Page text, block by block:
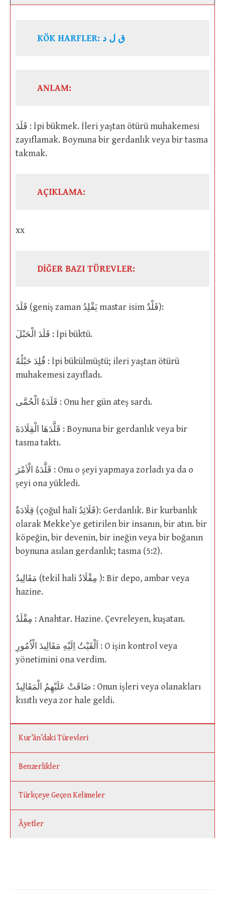
KÖK HARFLER: ق ل د
ANLAM:
قَلَدَ : İpi bükmek. İleri yaştan ötürü muhakemesi
zayıflamak. Boynuna bir gerdanlık veya bir tasma
takmak.
AÇIKLAMA:
xx
DİĞER BAZI TÜREVLER:
قَلَدَ (geniş zaman يَقْلِدُ mastar isim قَلْدٌ):
قَلَدَ الْحَبْلَ : İpi büktü.
قُلِدَ حَبْلُهُ : İpi bükülmüştü; ileri yaştan ötürü
muhakemesi zayıfladı.
قَلَدَهُ الْحُمَّى : Onu her gün ateş sardı.
قَلَّدَهَا الْقِلَادَةَ : Boynuna bir gerdanlık veya bir
tasma taktı.
قَلَّدَهُ الْاَمْرَ : Onu o şeyi yapmaya zorladı ya da o
şeyi ona yükledi.
قِلَادَةٌ (çoğul hali قَلَائِدُ): Gerdanlık. Bir kurbanlık
olarak Mekke’ye getirilen bir insanın, bir atın. bir
köpeğin, bir devenin, bir ineğin veya bir boğanın
boynuna asılan gerdanlık; tasma (5:2).
مَقَالِيدُ (tekil hali مِقْلَادٌ ): Bir depo, ambar veya
hazine.
مِقْلَدٌ : Anahtar. Hazine. Çevreleyen, kuşatan.
اَلْقَيْتُ اِلَيْهِ مَقَالِيدَ الْاُمُورِ : O işin kontrol veya
yönetimini ona verdim.
ضَاقَتْ عَلَيْهِمُ الْمَقَالِيدُ : Onun işleri veya olanakları
kısıtlı veya zor hale geldi.
Kur’ân’daki Türevleri
Benzerlikler
Türkçeye Geçen Kelimeler
Âyetler